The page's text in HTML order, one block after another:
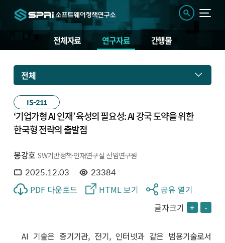
전체자료 연구자료 간행물
전체
IS-211
‘기업가형 AI 인재’ 육성의 필요성: AI 강국 도약을 위한
한국형 전략의 출발점
봉강호 SW기반정책·인재연구실 선임연구원
2025.12.03 23384
PDF 다운로드 HTML 보기
공유 열기
글자크기 + -
AI 기술은 증기기관, 전기, 인터넷과 같은 범용기술로서